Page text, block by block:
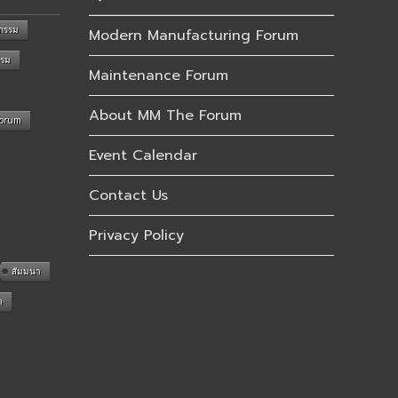
รม
ม
สัมมนา
Modern Manufacturing Forum
Maintenance Forum
About MM The Forum
Event Calendar
Contact Us
Privacy Policy